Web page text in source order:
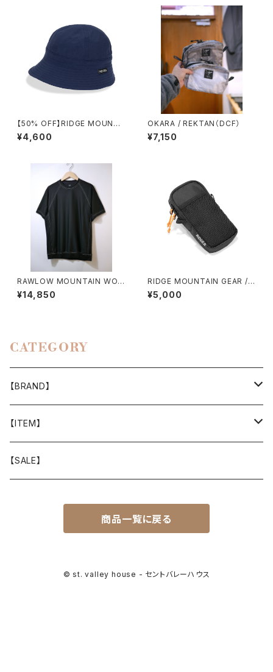
【50% OFF】RIDGE MOUNTA
IN GEAR / ENOUGH HAT
¥4,600
OKARA / REKTAN（DCF）
¥7,150
RAWLOW MOUNTAIN WOR
KS / DAD LITE CREW
¥14,850
RIDGE MOUNTAIN GEAR /
CHEST INCREASE
¥5,000
CATEGORY
【BRAND】
山と道
T-SHIRT
迷迭香
Akihiro Wood Works
【ITEM】
WEAR
【SALE】
商品一覧に戻る
© st. valley house - セントバレーハウス